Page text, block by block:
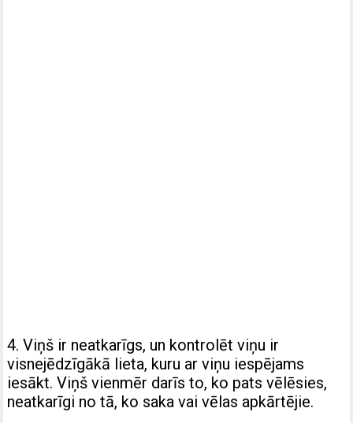
4. Viņš ir neatkarīgs, un kontrolēt viņu ir
visnejēdzīgākā lieta, kuru ar viņu iespējams
iesākt. Viņš vienmēr darīs to, ko pats vēlēsies,
neatkarīgi no tā, ko saka vai vēlas apkārtējie.